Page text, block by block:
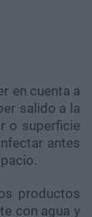
en cuenta a
salido a la
o superficie
antes
productos
con agua y